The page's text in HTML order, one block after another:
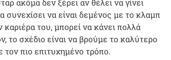
ακόμα δεν ξέρει αν θέλει να γίνει
συνεχίσει να είναι δεμένος με το κλαμπ
του, μπορεί να κάνει πολλά
το σχέδιο είναι να βρούμε το καλύτερο
τον πιο επιτυχημένο τρόπο.